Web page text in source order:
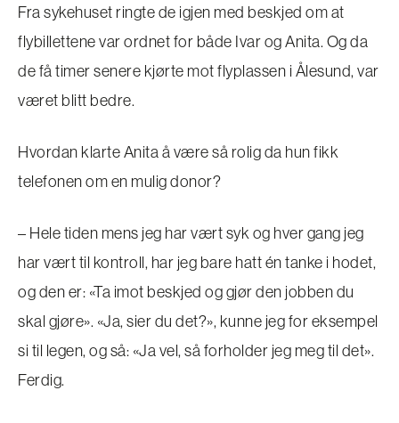
Fra sykehuset ringte de igjen med beskjed om at
flybillettene var ordnet for både Ivar og Anita. Og da
de få timer senere kjørte mot flyplassen i Ålesund, var
været blitt bedre.
Hvordan klarte Anita å være så rolig da hun fikk
telefonen om en mulig donor?
– Hele tiden mens jeg har vært syk og hver gang jeg
har vært til kontroll, har jeg bare hatt én tanke i hodet,
og den er: «Ta imot beskjed og gjør den jobben du
skal gjøre». «Ja, sier du det?», kunne jeg for eksempel
si til legen, og så: «Ja vel, så forholder jeg meg til det».
Ferdig.